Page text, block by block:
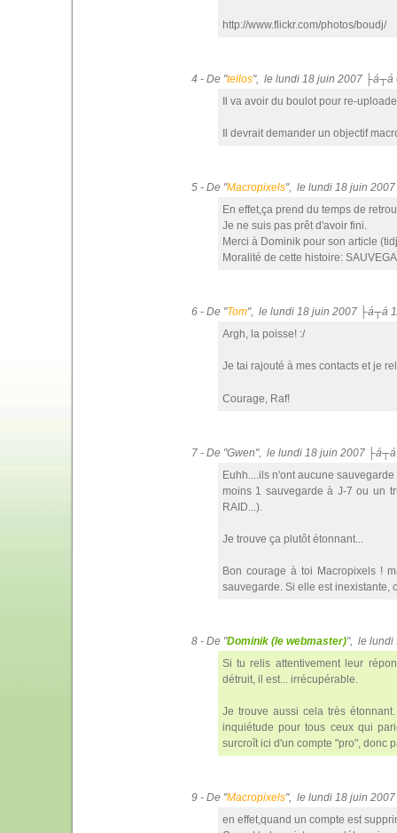
http://www.flickr.com/photos/boudj/
4 - De "tellos", le lundi 18 juin 2007 ├á┬á
Il va avoir du boulot pour re-
Il devrait demander un objectif
5 - De "Macropixels", le lundi 18 juin
En effet,ça prend du temps de
Je ne suis pas prêt d'avoir fini.
Merci à Dominik pour son article
Moralité de cette histoire:
6 - De "Tom", le lundi 18 juin 2007 ├á┬á
Argh, la poisse! :/
Je tai rajouté à mes contacts et je
Courage, Raf!
7 - De "Gwen", le lundi 18 juin 2007
Euhh....ils n'ont aucune
moins 1 sauvegarde à J-7 ou un
RAID...).
Je trouve ça plutôt étonnant...
Bon courage à toi Macropixels !
sauvegarde. Si elle est inexistante,
8 - De "Dominik (le webmaster)", le lundi
Si tu relis attentivement leur
détruit, il est... irrécupérable.
Je trouve aussi cela très
inquiétude pour tous ceux qui
surcroît ici d'un compte "pro", donc
9 - De "Macropixels", le lundi 18 juin
en effet,quand un compte est